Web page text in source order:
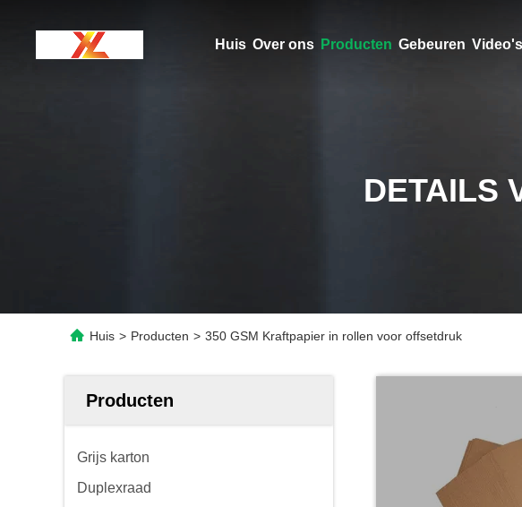
Huis Over ons Producten Gebeuren Video's
DETAILS
Huis > Producten > 350 GSM Kraftpapier in rollen voor offsetdruk
Producten
Grijs karton
Duplexraad